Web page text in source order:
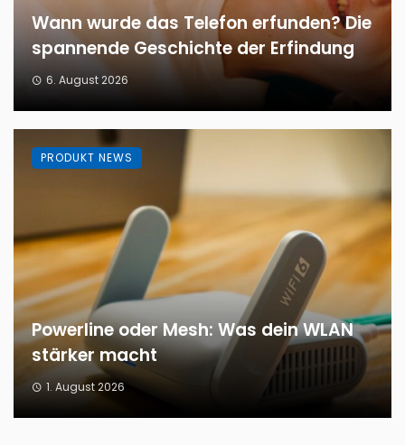
Wann wurde das Telefon erfunden? Die
spannende Geschichte der Erfindung
6. August 2026
Powerline oder Mesh: Was dein WLAN
stärker macht
1. August 2026
PRODUKT NEWS